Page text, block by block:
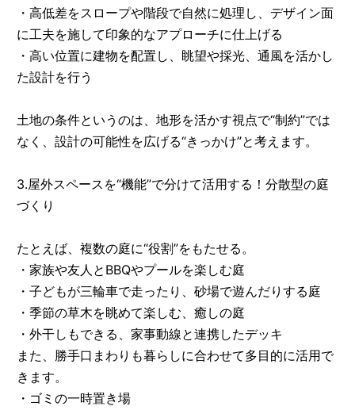
・高低差をスロープや階段で自然に処理し、デザイン面
に工夫を施して印象的なアプローチに仕上げる
・高い位置に建物を配置し、眺望や採光、通風を活かし
た設計を行う
土地の条件というのは、地形を活かす視点で“制約”では
なく、設計の可能性を広げる“きっかけ”と考えます。
3.屋外スペースを“機能”で分けて活用する！分散型の庭
づくり
たとえば、複数の庭に“役割”をもたせる。
・家族や友人とBBQやプールを楽しむ庭
・子どもが三輪車で走ったり、砂場で遊んだりする庭
・季節の草木を眺めて楽しむ、癒しの庭
・外干しもできる、家事動線と連携したデッキ
また、勝手口まわりも暮らしに合わせて多目的に活用で
きます。
・ゴミの一時置き場